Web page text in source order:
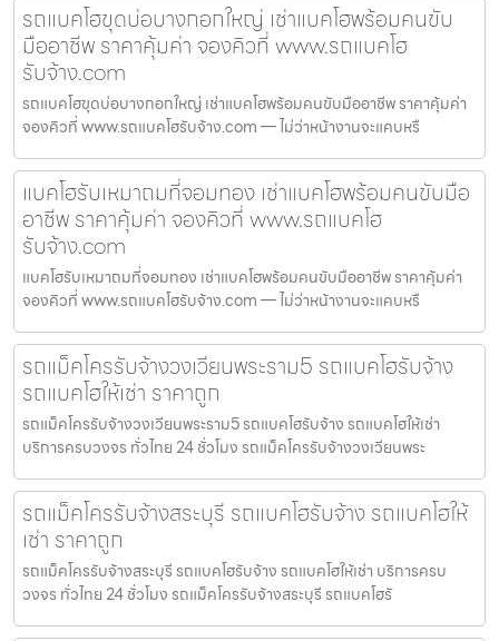
รถแบคโฮขุดบ่อบางกอกใหญ่ เช่าแบคโฮพร้อมคนขับ
มืออาชีพ ราคาคุ้มค่า จองคิวที่ www.รถแบคโฮ
รับจ้าง.com
รถแบคโฮขุดบ่อบางกอกใหญ่ เช่าแบคโฮพร้อมคนขับมืออาชีพ ราคาคุ้มค่า
จองคิวที่ www.รถแบคโฮรับจ้าง.com — ไม่ว่าหน้างานจะแคบหรื
แบคโฮรับเหมาถมที่จอมทอง เช่าแบคโฮพร้อมคนขับมือ
อาชีพ ราคาคุ้มค่า จองคิวที่ www.รถแบคโฮ
รับจ้าง.com
แบคโฮรับเหมาถมที่จอมทอง เช่าแบคโฮพร้อมคนขับมืออาชีพ ราคาคุ้มค่า
จองคิวที่ www.รถแบคโฮรับจ้าง.com — ไม่ว่าหน้างานจะแคบหรื
รถแม็คโครรับจ้างวงเวียนพระราม5 รถแบคโฮรับจ้าง
รถแบคโฮให้เช่า ราคาถูก
รถแม็คโครรับจ้างวงเวียนพระราม5 รถแบคโฮรับจ้าง รถแบคโฮให้เช่า
บริการครบวงจร ทั่วไทย 24 ชั่วโมง รถแม็คโครรับจ้างวงเวียนพระ
รถแม็คโครรับจ้างสระบุรี รถแบคโฮรับจ้าง รถแบคโฮให้
เช่า ราคาถูก
รถแม็คโครรับจ้างสระบุรี รถแบคโฮรับจ้าง รถแบคโฮให้เช่า บริการครบ
วงจร ทั่วไทย 24 ชั่วโมง รถแม็คโครรับจ้างสระบุรี รถแบคโฮรั